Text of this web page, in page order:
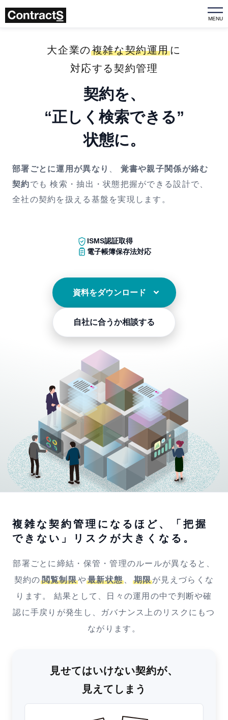
MENU
大企業の 複雑な契約運用に
対応する契約管理
契約を、
“正しく検索できる”
状態に。
部署ごとに運用が異なり
覚書や親子関係が絡む
契約でも 検索・抽出・状態把握ができる設計で、
全社の契約を扱える基盤を実現します。
ISMS認証取得
電子帳簿保存法対応
資料をダウンロード
自社に合うか相談する
複雑な契約管理になるほど、
「把握
できない」リスクが大きくなる。
部署ごとに締結・保管・管理のルールが異なると、
契約の 閲覧制限や最新状態 期限が見えづらくな
ります。
結果として、日々の運用の中で判断や確
認に手戻りが発生し、ガバナンス上のリスクにもつ
ながります。
見せてはいけない契約が、
見えてしまう